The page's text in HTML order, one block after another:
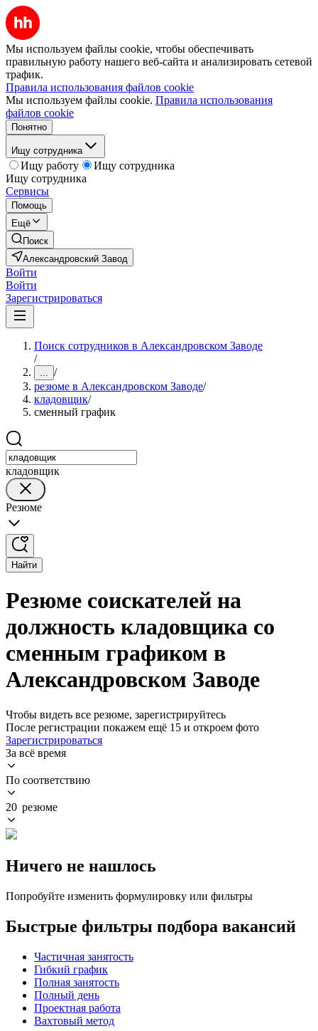
Мы используем файлы cookie, чтобы обеспечивать
правильную работу нашего веб-сайта и анализировать сетевой
трафик.
Правила использования файлов cookie
Мы используем файлы cookie. Правила использования
файлов cookie
Понятно
Ищу сотрудника
Ищу работу
Ищу сотрудника
Ищу сотрудника
Сервисы
Помощь
Ещё
Поиск
Александровский Завод
Войти
Войти
Зарегистрироваться
Поиск сотрудников в Александровском Заводе
/
... /
резюме в Александровском Заводе/
кладовщик/
сменный график
кладовщик
Резюме
Найти
Резюме соискателей на
должность кладовщика со
сменным графиком в
Александровском Заводе
Чтобы видеть все резюме, зарегистрируйтесь
После регистрации покажем ещё 15 и откроем фото
Зарегистрироваться
За всё время
По соответствию
20 резюме
Ничего не нашлось
Попробуйте изменить формулировку или фильтры
Быстрые фильтры подбора вакансий
Частичная занятость
Гибкий график
Полная занятость
Полный день
Проектная работа
Вахтовый метод